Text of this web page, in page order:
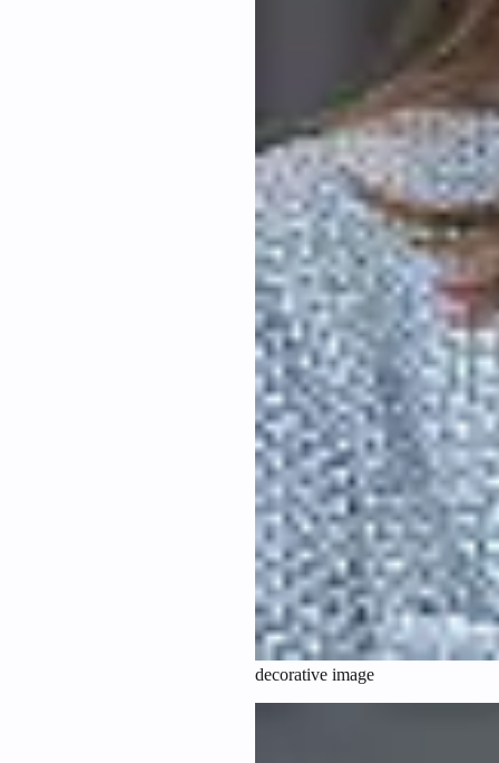
decorative image